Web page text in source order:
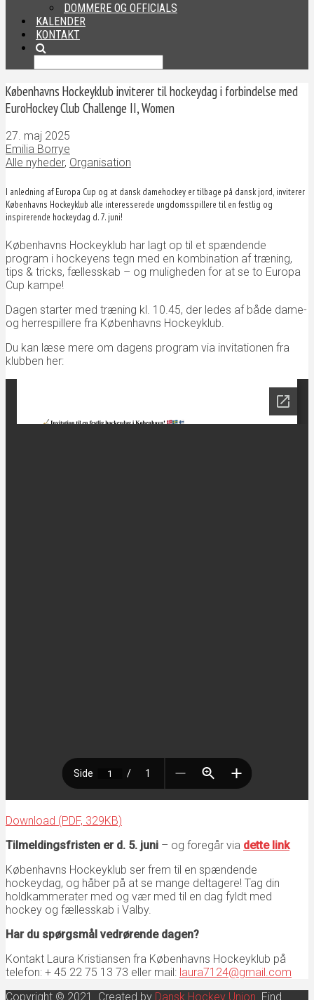
DOMMERE OG OFFICIALS
KALENDER
KONTAKT
Københavns Hockeyklub inviterer til hockeydag i forbindelse med
EuroHockey Club Challenge II, Women
27. maj 2025
Emilia Borrye
Alle nyheder, Organisation
I anledning af Europa Cup og at dansk damehockey er tilbage på dansk jord, inviterer
Københavns Hockeyklub alle interesserede ungdomsspillere til en festlig og
inspirerende hockeydag d. 7. juni!
Københavns Hockeyklub har lagt op til et spændende
program i hockeyens tegn med en kombination af træning,
tips & tricks, fællesskab – og muligheden for at se to Europa
Cup kampe!
Dagen starter med træning kl. 10.45, der ledes af både dame-
og herrespillere fra Københavns Hockeyklub.
Du kan læse mere om dagens program via invitationen fra
klubben her:
Download (PDF, 329KB)
Tilmeldingsfristen er d. 5. juni – og foregår via dette link
Københavns Hockeyklub ser frem til en spændende
hockeydag, og håber på at se mange deltagere! Tag din
holdkammerater med og vær med til en dag fyldt med
hockey og fællesskab i Valby.
Har du spørgsmål vedrørende dagen?
Kontakt Laura Kristiansen fra Københavns Hockeyklub på
telefon: + 45 22 75 13 73 eller mail: laura7124@gmail.com
Copyright © 2021. Created by Dansk Hockey Union . Find